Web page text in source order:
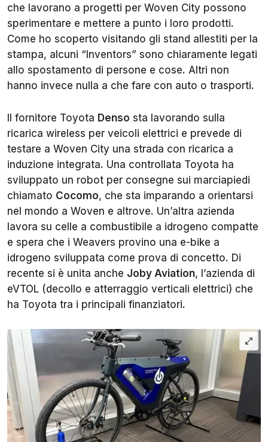
che lavorano a progetti per Woven City possono
sperimentare e mettere a punto i loro prodotti.
Come ho scoperto visitando gli stand allestiti per la
stampa, alcuni “Inventors” sono chiaramente legati
allo spostamento di persone e cose. Altri non
hanno invece nulla a che fare con auto o trasporti.
Il fornitore Toyota Denso sta lavorando sulla
ricarica wireless per veicoli elettrici e prevede di
testare a Woven City una strada con ricarica a
induzione integrata. Una controllata Toyota ha
sviluppato un robot per consegne sui marciapiedi
chiamato Cocomo, che sta imparando a orientarsi
nel mondo a Woven e altrove. Un’altra azienda
lavora su celle a combustibile a idrogeno compatte
e spera che i Weavers provino una e-bike a
idrogeno sviluppata come prova di concetto. Di
recente si è unita anche Joby Aviation, l’azienda di
eVTOL (decollo e atterraggio verticali elettrici) che
ha Toyota tra i principali finanziatori.